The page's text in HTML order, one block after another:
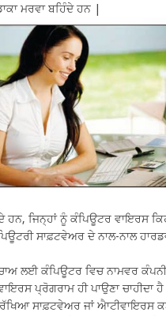
ਮਰਵਾ ਬਹਿੰਦੇ ਹਨ |
ਜਿਨ੍ਹਾਂ ਨੂੰ ਕੰਪਿਊਟਰ ਵਾਇਰਸ
ਸਾਫ਼ਟਵੇਅਰ ਦੇ ਨਾਲ-ਨਾਲ
ਲਈ ਕੰਪਿਊਟਰ ਵਿਚ ਨਾਮਵਰ
ਪ੍ਰੋਗਰਾਮ ਹੀ ਪਾਉਣਾ ਚਾਹੀਦਾ
ਸਾਫ਼ਟਵੇਅਰ ਜਾਂ ਐਾਟੀਵਾਇਰਸ